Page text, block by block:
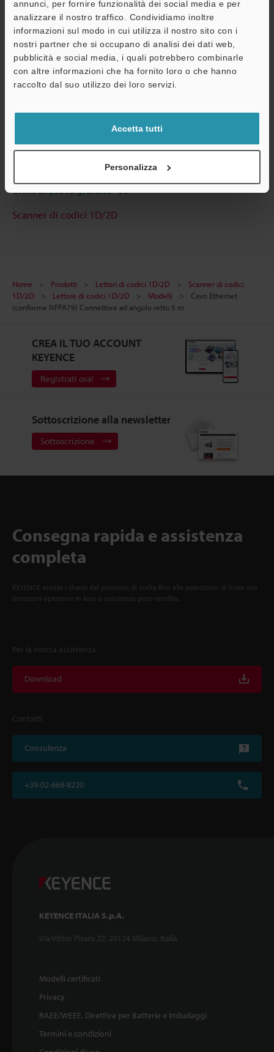
annunci, per fornire funzionalità dei social media e per
analizzare il nostro traffico. Condividiamo inoltre
informazioni sul modo in cui utilizza il nostro sito con i
nostri partner che si occupano di analisi dei dati web,
pubblicità e social media, i quali potrebbero combinarle
con altre informazioni che ha fornito loro o che hanno
raccolto dal suo utilizzo dei loro servizi.
Accetta tutti
Personalizza
Guide tecniche
Scheda tecnica (PDF)
CAD / CAE
Consulenza
Unità di prova gratuita
Scanner di codici 1D/2D
Home Prodotti Lettori di codici 1D/2D
Scanner di codici
1D/2D
Lettore di codici 1D/2D Modelli
Cavo Ethernet
(conforme NFPA79) Connettore ad angolo retto 5 m
CREA IL TUO ACCOUNT
KEYENCE
Registrati ora!
Sottoscrizione alla newsletter
Sottoscrizione
Consegna rapida e assistenza
completa
KEYENCE assiste i clienti dal processo di scelta fino alle operazioni di linea con
istruzioni operative in loco e assistenza post-vendita.
Per la vostra assistenza
Download
Contatti
Consulenza
+39-02-668-8220
KEYENCE ITALIA S.p.A.
Via Vittor Pisani 22, 20124 Milano, Italia
Modelli certificati
Privacy
RAEE/WEEE, Direttiva per Batterie e Imballaggi
Termini e condizioni